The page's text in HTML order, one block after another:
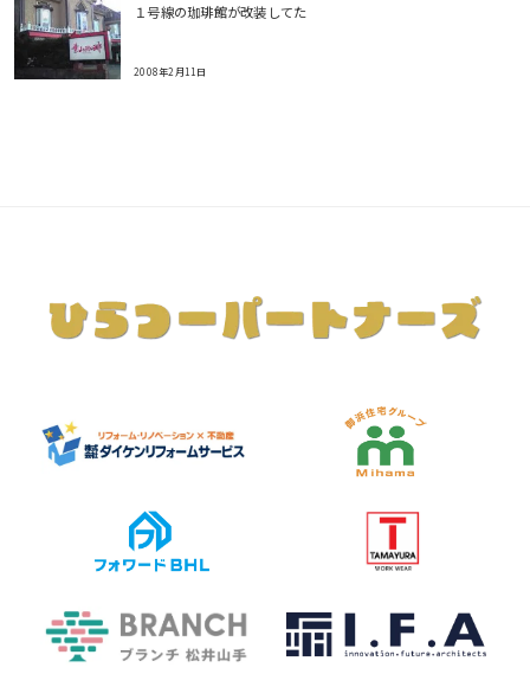
１号線の珈琲館が改装してた
2008年2月11日